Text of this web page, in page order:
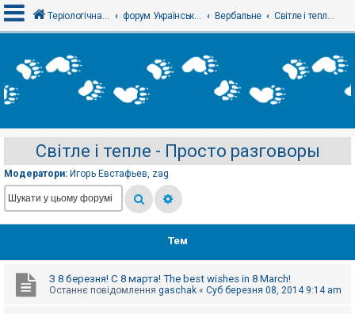
х
і
е
є
с
т
р
а
Т
Теріологічна школа форум Українського теріологічного товариства Вербальне Світле і тепле - Просто разговоры
Світле і тепле - Просто разговоры
Модератори: Игорь Евстафьев, zag
Тем
З 8 березня! С 8 марта! The best wishes in 8 March!
Останнє повідомлення gaschak « Суб березня 08, 2014 9:14 am